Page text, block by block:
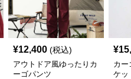
¥12,400 (税込)
アウトドア風ゆったりカ
ーゴパンツ
¥
カー
ケッ